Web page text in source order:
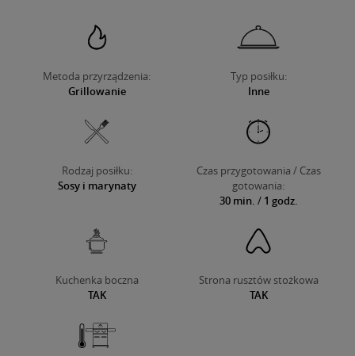
Metoda przyrządzenia:
Grillowanie
Typ posiłku:
Inne
Rodzaj posiłku:
Sosy i marynaty
Czas przygotowania / Czas
gotowania:
30 min. / 1 godz.
Kuchenka boczna
TAK
Strona rusztów stożkowa
TAK